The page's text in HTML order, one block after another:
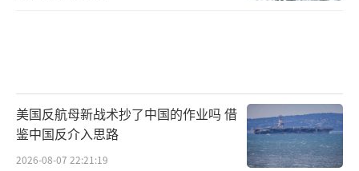
美国反航母新战术抄了中国的作业吗 借
鉴中国反介入思路
2026-08-07 22:21:19